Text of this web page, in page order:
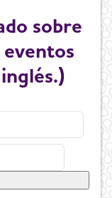
sobre
eventos